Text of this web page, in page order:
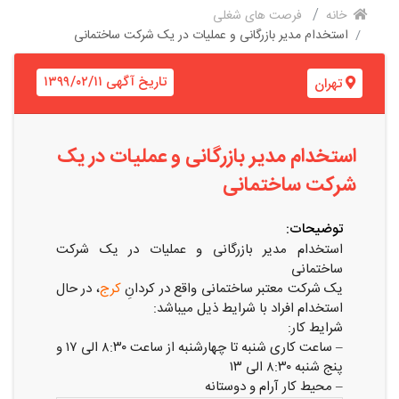
خانه
فرصت های شغلی
استخدام مدیر بازرگانی و عملیات در یک شرکت ساختمانی
تهران تاریخ آگهی ۱۳۹۹/۰۲/۱۱
استخدام مدیر بازرگانی و عملیات در یک
شرکت ساختمانی
توضیحات:
استخدام مدیر بازرگانی و عملیات در یک شرکت
ساختمانی
یک شرکت معتبر ساختمانی واقع در کردانِکرج، در حال
استخدام افراد با شرایط ذیل میباشد:
شرایط کار:
– ساعت کاری شنبه تا چهارشنبه از ساعت ۸:۳۰ الی ۱۷ و
پنج شنبه ۸:۳۰ الی ۱۳
– محیط کار آرام و دوستانه